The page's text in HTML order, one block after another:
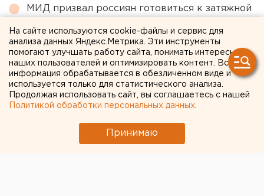
МИД призвал россиян готовиться к затяжной
Сгоревший квартал в центре Оренбурга
застроят
Численность человечества предложили
постепенно сократить ради планеты
На сайте используются cookie-файлы и сервис для
анализа данных Яндекс.Метрика. Эти инструменты
помогают улучшать работу сайта, понимать интересы
наших пользователей и оптимизировать контент. Вся
информация обрабатывается в обезличенном виде и
используется только для статистического анализа.
Продолжая использовать сайт, вы соглашаетесь с нашей
Политикой обработки персональных данных
Принимаю